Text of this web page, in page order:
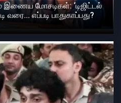
இணைய மோசடிகள்: ‘டிஜிட்டல்
வரை... எப்படி பாதுகாப்பது?